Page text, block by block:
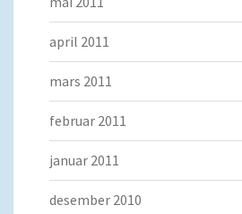
april 2011
mars 2011
februar 2011
januar 2011
desember 2010